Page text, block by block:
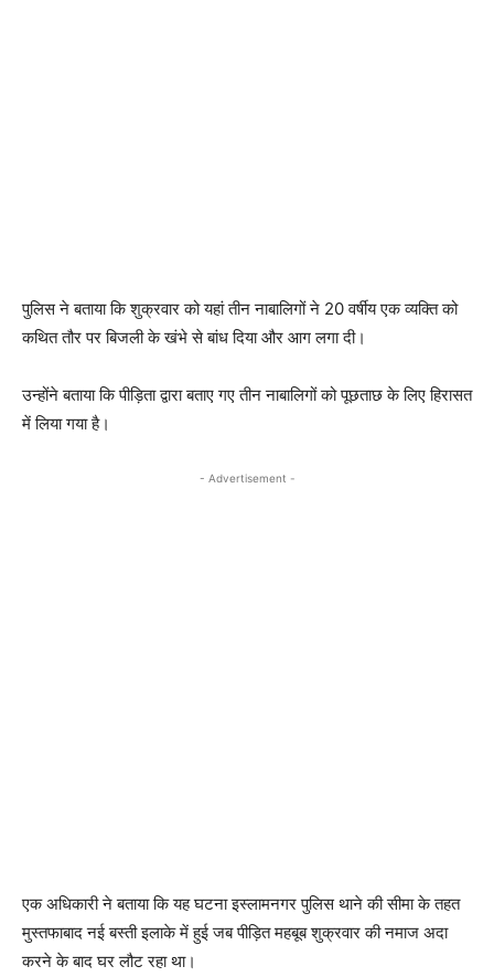
पुलिस ने बताया कि शुक्रवार को यहां तीन नाबालिगों ने 20 वर्षीय एक व्यक्ति को
कथित तौर पर बिजली के खंभे से बांध दिया और आग लगा दी।
उन्होंने बताया कि पीड़िता द्वारा बताए गए तीन नाबालिगों को पूछताछ के लिए हिरासत
में लिया गया है।
- Advertisement -
एक अधिकारी ने बताया कि यह घटना इस्लामनगर पुलिस थाने की सीमा के तहत
मुस्तफाबाद नई बस्ती इलाके में हुई जब पीड़ित महबूब शुक्रवार की नमाज अदा
करने के बाद घर लौट रहा था।